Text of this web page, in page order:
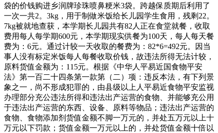
袋的价钱购进乡润牌珍珠喷鼻粳米3袋。跨越保质期后利用了
一次一共2。3kg，用于制做米饭给长儿园学生食用，残剩22。
7kg被就地查获，本学期长儿园共有82人正在食堂就餐，收取
费用每人每学期600元，本学期现实供餐为100天，每人每天餐
费为：6元。通过计较一天收取的餐费为：82*6=492元。因当
事人没有标定米饭每人每餐收取价钱，故违法所得无法计较，
原料货值金额为：115元。根据《中华人平易近国食物平安
法》第一百二十四条第一款第（二）项：违反本法，有下列景
象之一，尚不形成犯罪的，由县级以上人平易近食物平安监视
办理部分充公违法所得和违法出产运营的食物、并能够充公用
于违法出产运营的东西、设备、原料等物品；违法出产运营的
食物、食物添加剂货值金额不脚一万元的，并处五万元以上十
万元以下罚款；货值金额一万元以上的，并处货值金额十倍以